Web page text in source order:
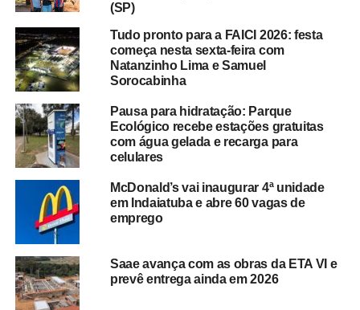
(SP)
Tudo pronto para a FAICI 2026: festa
começa nesta sexta-feira com
Natanzinho Lima e Samuel
Sorocabinha
Pausa para hidratação: Parque
Ecológico recebe estações gratuitas
com água gelada e recarga para
celulares
McDonald’s vai inaugurar 4ª unidade
em Indaiatuba e abre 60 vagas de
emprego
Saae avança com as obras da ETA VI e
prevê entrega ainda em 2026